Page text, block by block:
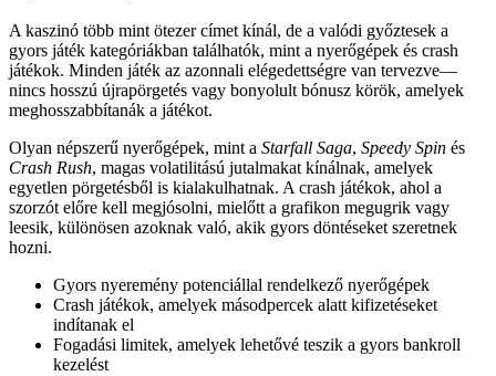
A kaszinó több mint ötezer címet kínál, de a valódi győztesek a
gyors játék kategóriákban találhatók, mint a nyerőgépek és crash
játékok. Minden játék az azonnali elégedettségre van tervezve—
nincs hosszú újrapörgetés vagy bonyolult bónusz körök, amelyek
meghosszabbítanák a játékot.
Olyan népszerű nyerőgépek, mint a Starfall Saga, Speedy Spin és
Crash Rush, magas volatilitású jutalmakat kínálnak, amelyek
egyetlen pörgetésből is kialakulhatnak. A crash játékok, ahol a
szorzót előre kell megjósolni, mielőtt a grafikon megugrik vagy
leesik, különösen azoknak való, akik gyors döntéseket szeretnek
hozni.
Gyors nyeremény potenciállal rendelkező nyerőgépek
Crash játékok, amelyek másodpercek alatt kifizetéseket
indítanak el
Fogadási limitek, amelyek lehetővé teszik a gyors bankroll
kezelést